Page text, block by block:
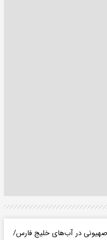
صهیونی در آب‌های خلیج فارس/